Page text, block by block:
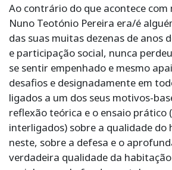
Ao contrário do que acontece com
Nuno Teotónio Pereira era/é
das suas muitas dezenas de anos
e participação social, nunca
se sentir empenhado e mesmo
desafios e designadamente em
ligados a um dos seus motivos-
reflexão teórica e o ensaio prático
interligados) sobre a qualidade do
neste, sobre a defesa e o
verdadeira qualidade da